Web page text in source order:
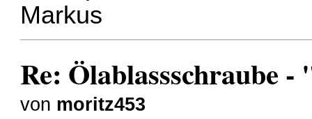
Markus
Re: Ölablassschraube
von moritz453